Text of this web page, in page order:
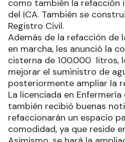
como también la refacción
del ICA. También se
Registro Civil.
Además de la refacción de
en marcha, les anunció la
cisterna de 100.000 litros,
mejorar el suministro de
posteriormente ampliar la
La licenciada en
también recibió buenas
refaccionarán un espacio
comodidad, ya que reside